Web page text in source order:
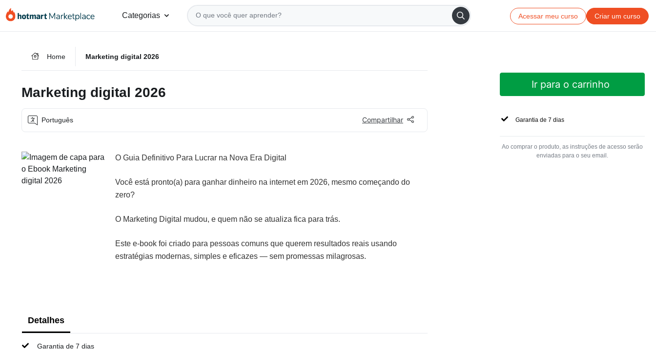
Categorias Acessar meu curso Criar um curso
Home Marketing digital 2026
Marketing digital 2026
Português Compartilhar
O Guia Definitivo Para Lucrar na Nova Era Digital
Você está pronto(a) para ganhar dinheiro na internet em 2026, mesmo começando do
zero?
O Marketing Digital mudou, e quem não se atualiza fica para trás.
Este e-book foi criado para pessoas comuns que querem resultados reais usando
estratégias modernas, simples e eficazes — sem promessas milagrosas.
Detalhes
Garantia de 7 dias
Ir para o carrinho
Garantia de 7 dias
Ao comprar o produto, as instruções de acesso serão
enviadas para o seu email.